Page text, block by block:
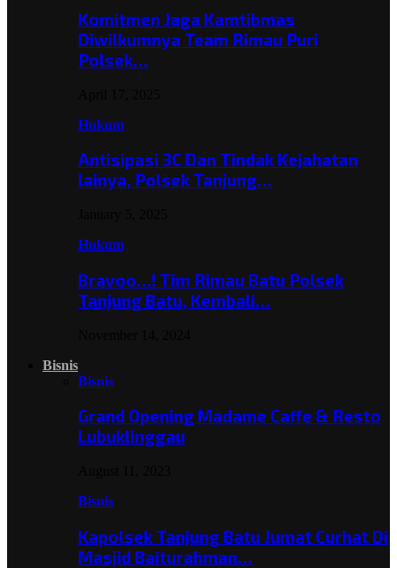
Komitmen Jaga Kamtibmas
Diwilkumnya Team Rimau Puri
Polsek…
Hukum
Antisipasi 3C Dan Tindak Kejahatan
lainya, Polsek Tanjung…
Hukum
Bravoo…! Tim Rimau Batu Polsek
Tanjung Batu, Kembali…
Bisnis
Bisnis
Grand Opening Madame Caffe & Resto
Lubuklinggau
Bisnis
Kapolsek Tanjung Batu Jumat Curhat Di
Masjid Baiturahman…